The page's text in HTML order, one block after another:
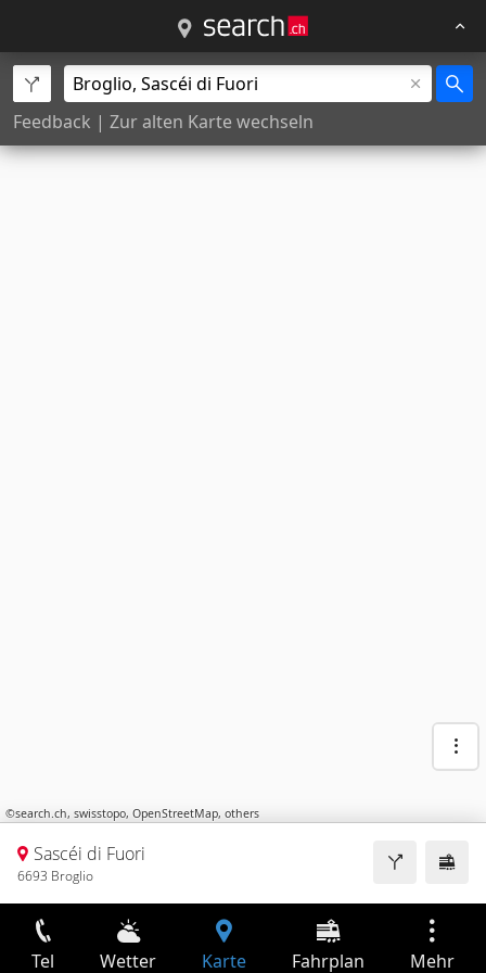
Feedback | Zur alten Karte wechseln
©search.ch, swisstopo, OpenStreetMap, others
Sascéi di Fuori
6693 Broglio
Tel Wetter Karte Fahrplan Mehr